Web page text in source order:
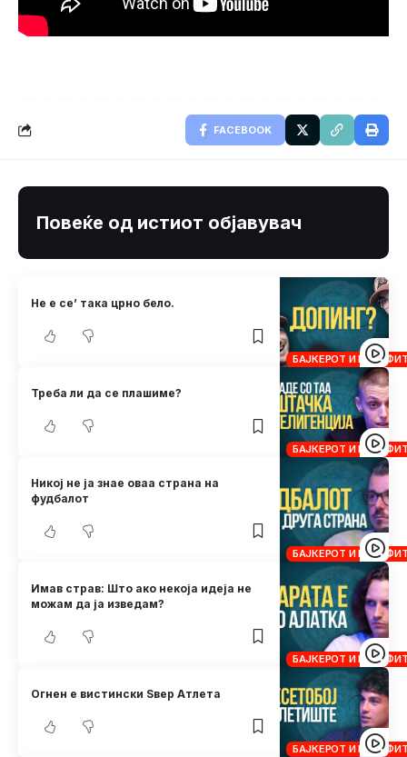
FACEBOOK
Повеќе од истиот објавувач
БАЈКЕРОТ И
Не е се’ така црно бело.
БАЈКЕРОТ И
Треба ли да се плашиме?
БАЈКЕРОТ И
Никој не ја знае оваа страна на
фудбалот
БАЈКЕРОТ И
Имав страв: Што ако некоја идеја не
можам да ја изведам?
БАЈКЕРОТ И
Огнен е вистински Ѕвер Атлета